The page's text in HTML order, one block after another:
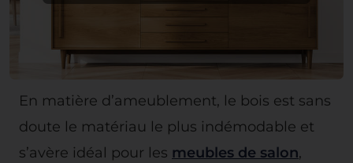
En matière d’ameublement, le bois est sans
doute le matériau le plus indémodable et
s’avère idéal pour les meubles de salon,